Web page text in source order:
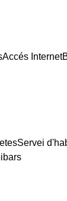
Accés Internet
Servei